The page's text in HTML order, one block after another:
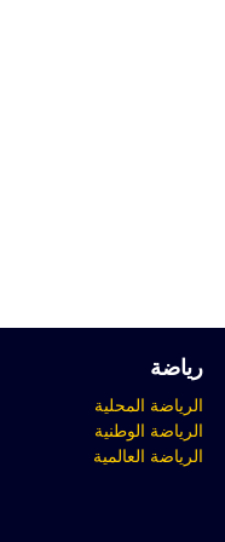
رياضة
الرياضة المحلية
الرياضة الوطنية
الرياضة العالمية